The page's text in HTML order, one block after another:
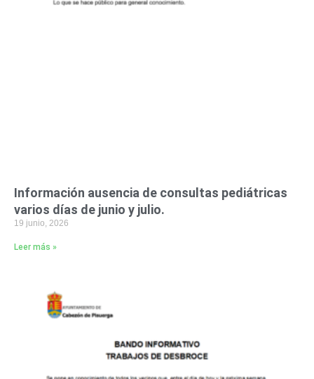
Información ausencia de consultas pediátricas
varios días de junio y julio.
19 junio, 2026
Leer más »